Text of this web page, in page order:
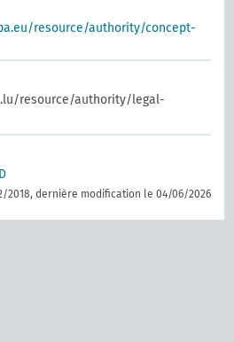
resource/authority/concept-
resource/authority/legal-
2018, dernière modification le 04/06/2026